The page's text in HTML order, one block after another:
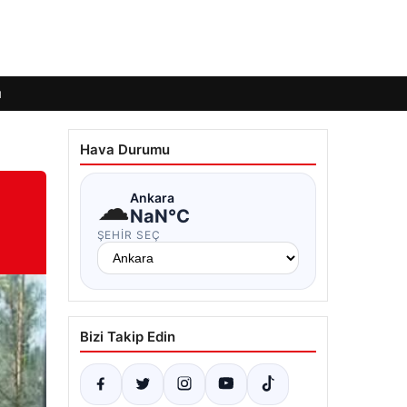
Hava Durumu
☁Ankara
NaN°C
ŞEHIR SEÇ
Bizi Takip Edin